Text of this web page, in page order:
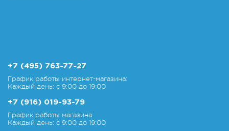
+7 (495) 763-77-27
График работы интернет-магазина:
Каждый день: с 9:00 до 19:00
+7 (916) 019-93-79
График работы магазина:
Каждый день: с 9:00 до 19:00